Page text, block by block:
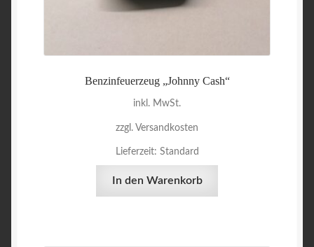
Benzinfeuerzeug „Johnny Cash“
inkl. MwSt.
zzgl. Versandkosten
Lieferzeit: Standard
In den Warenkorb